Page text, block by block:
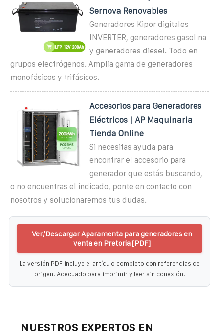
Sernova Renovables
Generadores Kipor digitales
INVERTER, generadores gasolina
y generadores diesel. Todo en
grupos electrógenos. Amplia gama de generadores
monofásicos y trifásicos.
Accesorios para Generadores
Eléctricos | AP Maquinaria
Tienda Online
Si necesitas ayuda para
encontrar el accesorio para
generador que estás buscando,
o no encuentras el indicado, ponte en contacto con
nosotros y solucionaremos tus dudas.
Ver/Descargar Aparamenta para generadores en
venta en Pretoria [PDF]
La versión PDF incluye el artículo completo con referencias de
origen. Adecuado para imprimir y leer sin conexión.
NUESTROS EXPERTOS EN